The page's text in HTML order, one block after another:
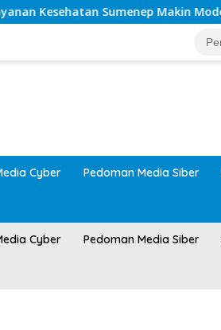
Sumenep Makin Modern
Cyber Pedoman Media Siber
Cyber Pedoman Media Siber